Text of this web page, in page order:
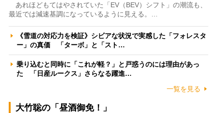
あれほどもてはやされていた「EV（BEV）シフト」の潮流も、
最近では減速基調になっているように見える。…
《雪道の対応力を検証》シビアな状況で実感した「フォレスタ
ー」の真価 「ターボ」と「スト…
乗り込むと同時に「これが軽？」と戸惑うのには理由があっ
た 「日産ルークス」さらなる躍進…
一覧を見る
大竹聡の「昼酒御免！」